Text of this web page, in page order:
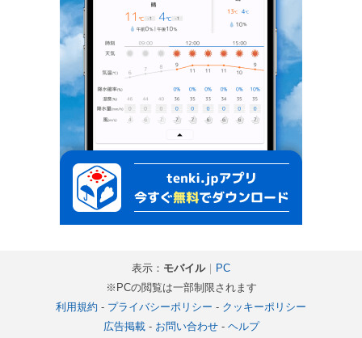
表示： モバイル｜
PC
※PCの閲覧は一部制限されます
利用規約 - プライバシーポリシー - クッキーポリシー
広告掲載- お問い合わせ- ヘルプ